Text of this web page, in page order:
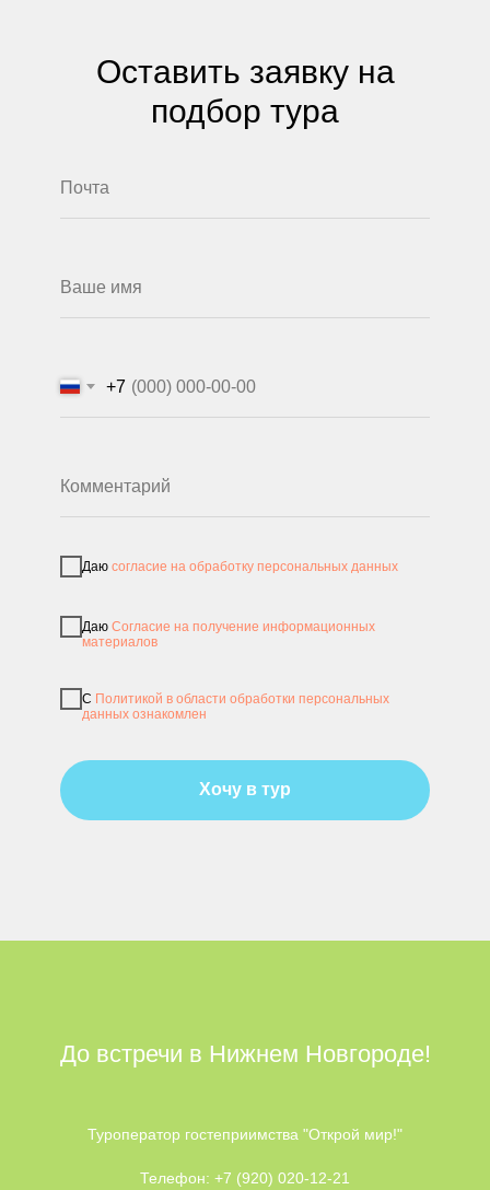
Оставить заявку на
подбор тура
+7
Даю согласие на обработку персональных данных
Даю Согласие на получение информационных
материалов
С Политикой в области обработки персональных
данных ознакомлен
Хочу в тур
До встречи в Нижнем Новгороде!
Туроператор гостеприимства "Открой мир!"
Телефон: +7 (920) 020-12-21